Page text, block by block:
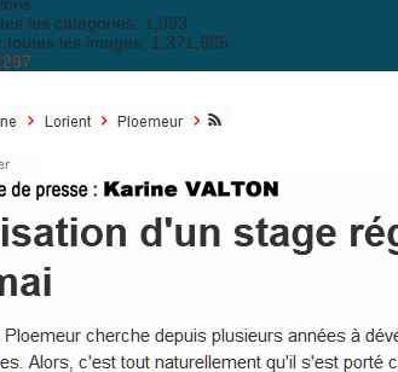
les catégories: 1,083
les images: 1,371,985